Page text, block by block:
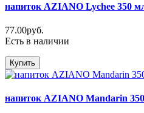
напиток AZIANO Lychee 350
77.00руб.
Есть в наличии
Купить
напиток AZIANO Mandarin